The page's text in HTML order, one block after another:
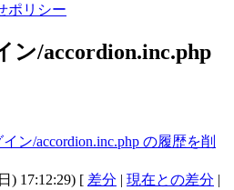
ポリシー
/accordion.inc.php
ン/accordion.inc.php の履歴を削
) 17:12:29) [ 差分 | 現在との差分 |